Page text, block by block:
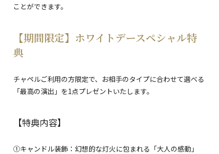
ことができます。
【期間限定】ホワイトデースペシャル特
典
チャペルご利用の方限定で、お相手のタイプに合わせて選べる
「最高の演出」を1点プレゼントいたします。
【特典内容】
①キャンドル装飾：幻想的な灯火に包まれる「大人の感動」